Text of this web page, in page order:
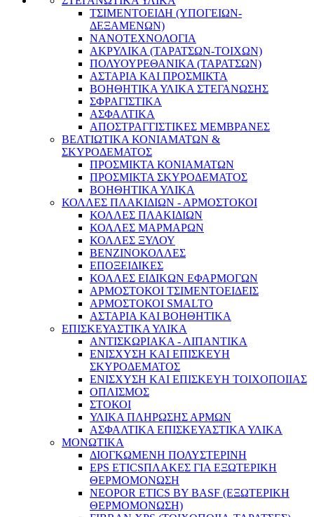
ΤΣΙΜΕΝΤΟΕΙΔΗ (ΥΠΟΓΕΙΩΝ-
ΔΕΞΑΜΕΝΩΝ)
ΝΑΝΟΤΕΧΝΟΛΟΓΙΑ
ΑΚΡΥΛΙΚΑ (ΤΑΡΑΤΣΩΝ-ΤΟΙΧΩΝ)
ΠΟΛΥΟΥΡΕΘΑΝΙΚΑ (ΤΑΡΑΤΣΩΝ)
ΑΣΤΑΡΙΑ ΚΑΙ ΠΡΟΣΜΙΚΤΑ
BΟΗΘΗΤΙΚΑ ΥΛΙΚΑ ΣΤΕΓΑΝΩΣΗΣ
ΣΦΡΑΓΙΣΤΙΚΑ
ΑΣΦΑΛΤΙΚΑ
ΑΠΟΣΤΡΑΓΓΙΣΤΙΚΕΣ ΜΕΜΒΡΑΝΕΣ
ΒΕΛΤΙΩΤΙΚΑ ΚΟΝΙΑΜΑΤΩΝ &
ΣΚΥΡΟΔΕΜΑΤΟΣ
ΠΡΟΣΜΙΚΤΑ ΚΟΝΙΑΜΑΤΩΝ
ΠΡΟΣΜΙΚΤΑ ΣΚΥΡΟΔΕΜΑΤΟΣ
ΒΟΗΘΗΤΙΚΑ ΥΛΙΚΑ
ΚΟΛΛΕΣ ΠΛΑΚΙΔΙΩΝ - ΑΡΜΟΣΤΟΚΟΙ
ΚΟΛΛΕΣ ΠΛΑΚΙΔΙΩΝ
ΚΟΛΛΕΣ ΜΑΡΜΑΡΩΝ
ΚΟΛΛΕΣ ΞΥΛΟΥ
ΒΕΝΖΙΝΟΚΟΛΛΕΣ
ΕΠΟΞΕΙΔΙΚΕΣ
ΚΟΛΛΕΣ ΕΙΔΙΚΩΝ ΕΦΑΡΜΟΓΩΝ
ΑΡΜΟΣΤΟΚΟΙ ΤΣΙΜΕΝΤΟΕΙΔΕΙΣ
ΑΡΜΟΣΤΟΚΟΙ SMALTO
ΑΣΤΑΡΙΑ ΚΑΙ ΒΟΗΘΗΤΙΚΑ
ΕΠΙΣΚΕΥΑΣΤΙΚΑ ΥΛΙΚΑ
ΑΝΤΙΣΚΩΡΙΑΚΑ - ΛΙΠΑΝΤΙΚΑ
ΕΝΙΣΧΥΣΗ ΚΑΙ ΕΠΙΣΚΕΥΗ
ΣΚΥΡΟΔΕΜΑΤΟΣ
ΕΝΙΣΧΥΣΗ ΚΑΙ ΕΠΙΣΚΕΥΗ ΤΟΙΧΟΠΟΙΙΑΣ
ΟΠΛΙΣΜΟΣ
ΣΤΟΚΟΙ
ΥΛΙΚΑ ΠΛΗΡΩΣΗΣ ΑΡΜΩΝ
ΑΣΦΑΛΤΙΚΑ ΕΠΙΣΚΕΥΑΣΤΙΚΑ ΥΛΙΚΑ
ΜΟΝΩΤΙΚΑ
ΔΙΟΓΚΩΜΕΝΗ ΠΟΛΥΣΤΕΡΙΝΗ
EPS ETICSΠΛΑΚΕΣ ΓΙΑ ΕΞΩΤΕΡΙΚΗ
ΘΕΡΜΟΜΟΝΩΣΗ
NEOPOR ETICS BY BASF (ΕΞΩΤΕΡΙΚΗ
ΘΕΡΜΟΜΟΝΩΣΗ)